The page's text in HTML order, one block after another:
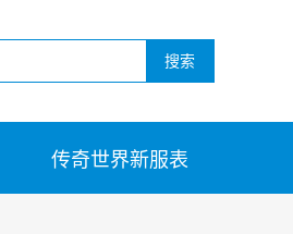
搜索
传奇世界新服表